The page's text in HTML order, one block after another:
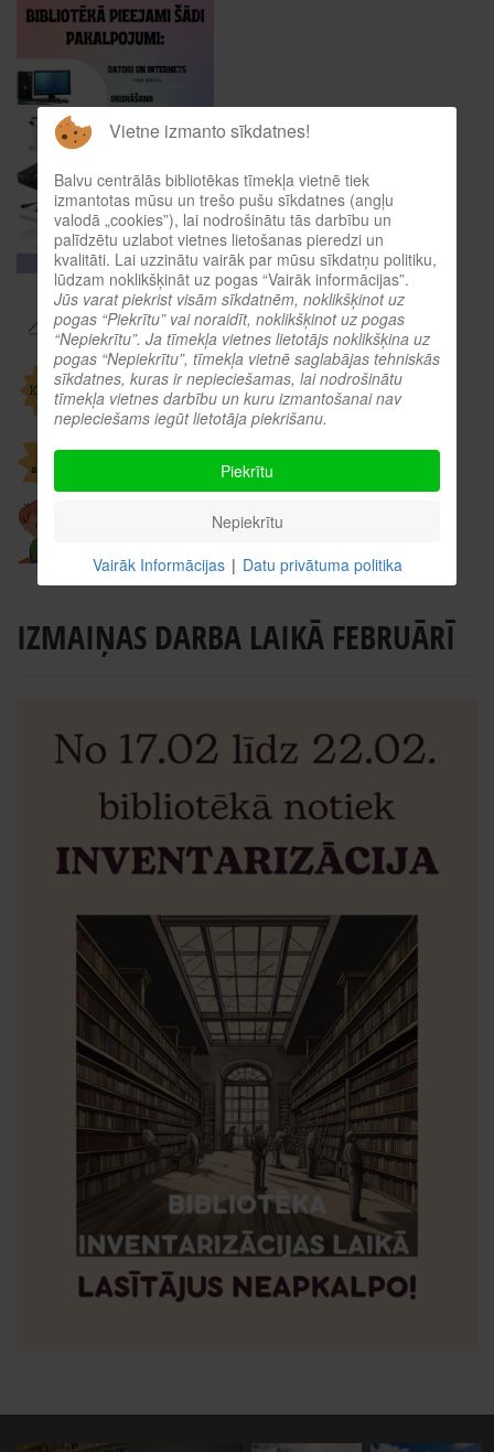
IZMAIŅAS DARBA LAIKĀ FEBRUĀRĪ
Vietne izmanto sīkdatnes!
Balvu centrālās bibliotēkas tīmekļa vietnē tiek
izmantotas mūsu un trešo pušu sīkdatnes (angļu
valodā „cookies”), lai nodrošinātu tās darbību un
palīdzētu uzlabot vietnes lietošanas pieredzi un
kvalitāti. Lai uzzinātu vairāk par mūsu sīkdatņu politiku,
lūdzam noklikšķināt uz pogas “Vairāk informācijas”.
Jūs varat piekrist visām sīkdatnēm, noklikšķinot uz
pogas “Piekrītu” vai noraidīt, noklikšķinot uz pogas
“Nepiekrītu”. Ja tīmekļa vietnes lietotājs noklikšķina uz
pogas “Nepiekrītu”, tīmekļa vietnē saglabājas tehniskās
sīkdatnes, kuras ir nepieciešamas, lai nodrošinātu
tīmekļa vietnes darbību un kuru izmantošanai nav
nepieciešams iegūt lietotāja piekrišanu.
Piekrītu
Nepiekrītu
Vairāk Informācijas | Datu privātuma politika